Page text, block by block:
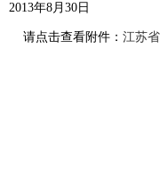
2013年8月30日
请点击查看附件： 江苏